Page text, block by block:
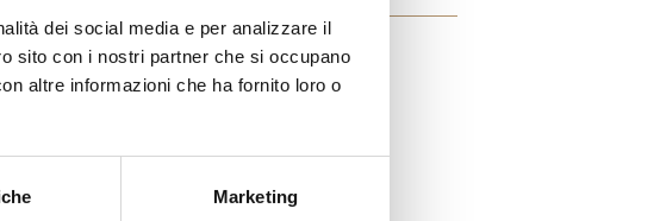
dei social media e per analizzare il
sito con i nostri partner che si occupano
altre informazioni che ha fornito loro o
Marketing